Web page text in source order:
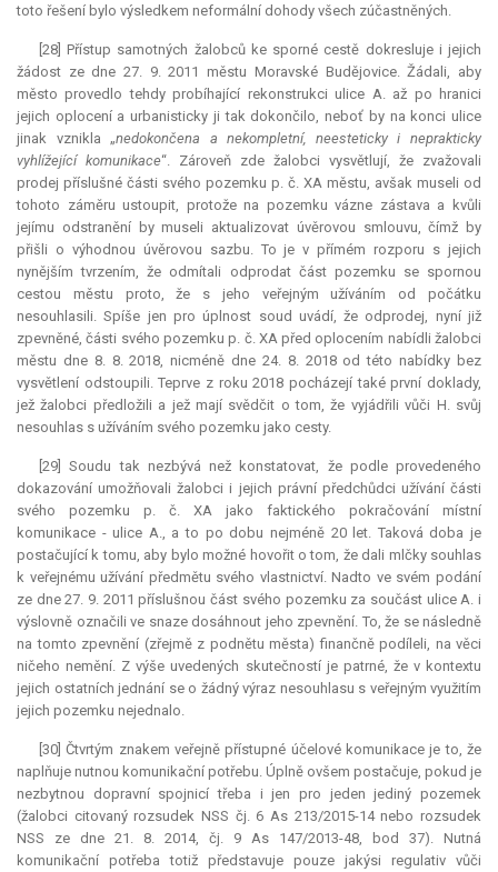
toto řešení bylo výsledkem neformální dohody všech zúčastněných.
[28] Přístup samotných žalobců ke sporné cestě dokresluje i jejich
žádost ze dne 27. 9. 2011 městu Moravské Budějovice. Žádali, aby
město provedlo tehdy probíhající rekonstrukci ulice A. až po hranici
jejich oplocení a urbanisticky ji tak dokončilo, neboť by na konci ulice
jinak vznikla „nedokončena a nekompletní, neesteticky i neprakticky
vyhlížející komunikace“. Zároveň zde žalobci vysvětlují, že zvažovali
prodej příslušné části svého pozemku p. č. XA městu, avšak museli od
tohoto záměru ustoupit, protože na pozemku vázne zástava a kvůli
jejímu odstranění by museli aktualizovat úvěrovou smlouvu, čímž by
přišli o výhodnou úvěrovou sazbu. To je v přímém rozporu s jejich
nynějším tvrzením, že odmítali odprodat část pozemku se spornou
cestou městu proto, že s jeho veřejným užíváním od počátku
nesouhlasili. Spíše jen pro úplnost soud uvádí, že odprodej, nyní již
zpevněné, části svého pozemku p. č. XA před oplocením nabídli žalobci
městu dne 8. 8. 2018, nicméně dne 24. 8. 2018 od této nabídky bez
vysvětlení odstoupili. Teprve z roku 2018 pocházejí také první doklady,
jež žalobci předložili a jež mají svědčit o tom, že vyjádřili vůči H. svůj
nesouhlas s užíváním svého pozemku jako cesty.
[29] Soudu tak nezbývá než konstatovat, že podle provedeného
dokazování umožňovali žalobci i jejich právní předchůdci užívání části
svého pozemku p. č. XA jako faktického pokračování místní
komunikace - ulice A., a to po dobu nejméně 20 let. Taková doba je
postačující k tomu, aby bylo možné hovořit o tom, že dali mlčky souhlas
k veřejnému užívání předmětu svého vlastnictví. Nadto ve svém podání
ze dne 27. 9. 2011 příslušnou část svého pozemku za součást ulice A. i
výslovně označili ve snaze dosáhnout jeho zpevnění. To, že se následně
na tomto zpevnění (zřejmě z podnětu města) finančně podíleli, na věci
ničeho nemění. Z výše uvedených skutečností je patrné, že v kontextu
jejich ostatních jednání se o žádný výraz nesouhlasu s veřejným využitím
jejich pozemku nejednalo.
[30] Čtvrtým znakem veřejně přístupné účelové komunikace je to, že
naplňuje nutnou komunikační potřebu. Úplně ovšem postačuje, pokud je
nezbytnou dopravní spojnicí třeba i jen pro jeden jediný pozemek
(žalobci citovaný rozsudek NSS čj. 6 As 213/2015-14 nebo rozsudek
NSS ze dne 21. 8. 2014, čj. 9 As 147/2013-48, bod 37). Nutná
komunikační potřeba totiž představuje pouze jakýsi regulativ vůči